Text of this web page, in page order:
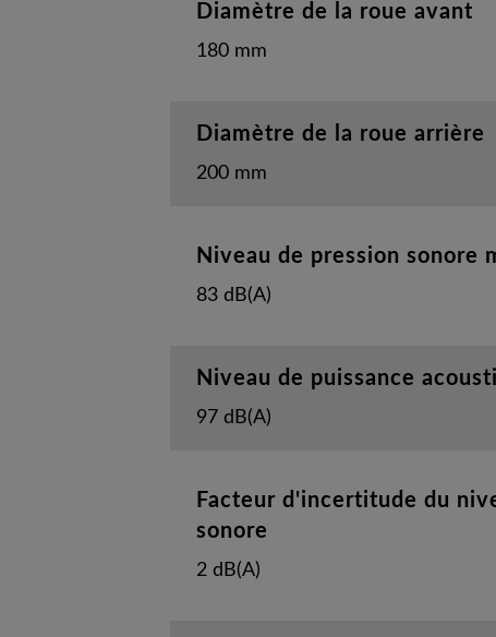
Diamètre de la roue avant
180 mm
Diamètre de la roue arrière
200 mm
Niveau de pression sonore
83 dB(A)
Niveau de puissance
97 dB(A)
Facteur d'incertitude du
sonore
2 dB(A)